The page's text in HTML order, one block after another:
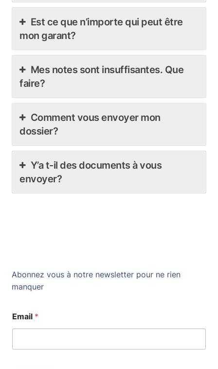
Est ce que n’importe qui peut être
mon garant?
Mes notes sont insuffisantes. Que
faire?
Comment vous envoyer mon
dossier?
Y’a t-il des documents à vous
envoyer?
Abonnez vous à notre newsletter pour ne rien
manquer
Email *